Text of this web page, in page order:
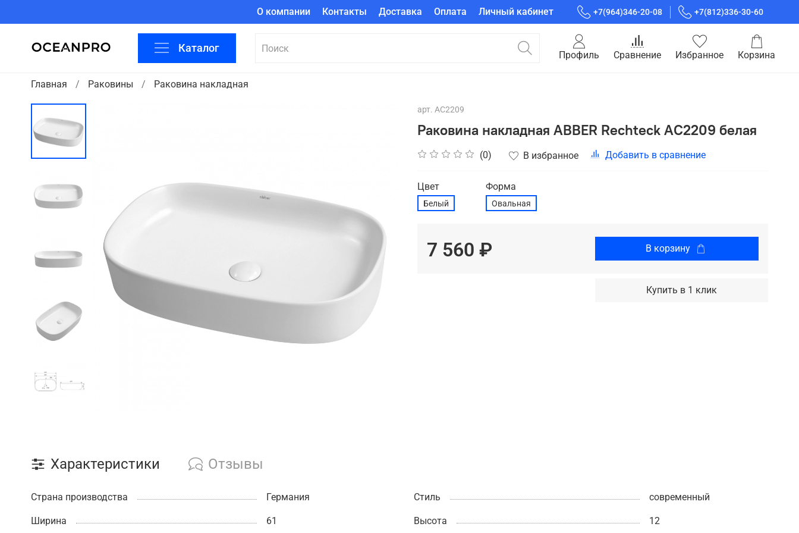
О компании Контакты Доставка Оплата Личный кабинет +7(964)346-20-08 +7(812)336-30-60
Каталог
Профиль Сравнение Избранное Корзина
Главная Раковины Раковина накладная
арт. AC2209
Раковина накладная ABBER Rechteck AC2209 белая
(0) В избранное Добавить в сравнение
Цвет
Белый
Форма
Овальная
7 560 ₽ В корзину
Купить в 1 клик
Характеристики Отзывы
Страна производства Германия Стиль современный
Ширина 61 Высота 12